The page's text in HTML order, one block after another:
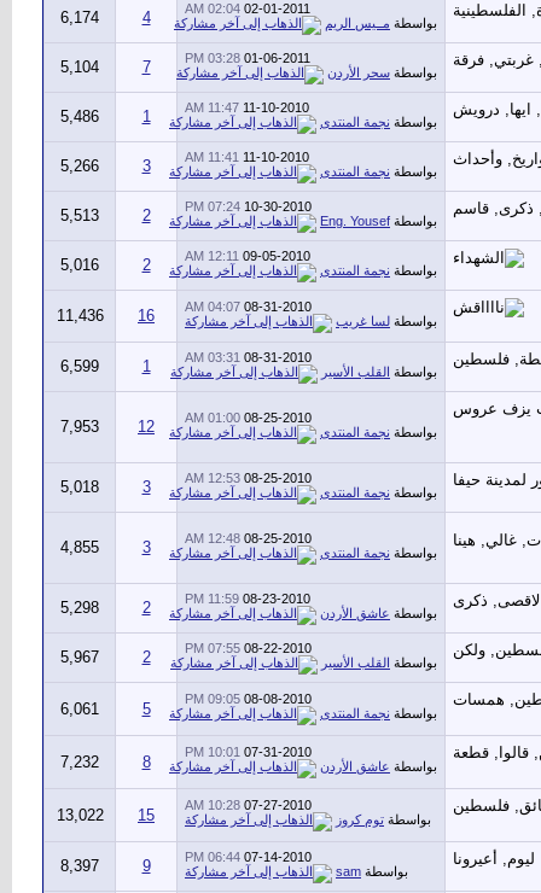
02-01-2011
02:04 AM
بواسطة مــيس الريم 4
6,174
01-06-2011
03:28 PM
بواسطة سحر الأردن 7
5,104
11-10-2010
11:47 AM
بواسطة نجمة المنتدى 1
5,486
11-10-2010
11:41 AM
بواسطة نجمة المنتدى 3
5,266
10-30-2010
07:24 PM
بواسطة Eng. Yousef
2
5,513
09-05-2010
12:11 AM
بواسطة نجمة المنتدى 2
5,016
08-31-2010
04:07 AM
بواسطة لسا غريب 16
11,436
08-31-2010
03:31 AM
بواسطة القلب الأسير 1
6,599
08-25-2010
01:00 AM
بواسطة نجمة المنتدى 12
7,953
08-25-2010
12:53 AM
بواسطة نجمة المنتدى 3
5,018
08-25-2010
12:48 AM
بواسطة نجمة المنتدى 3
4,855
08-23-2010
11:59 PM
بواسطة عاشق الأردن 2
5,298
08-22-2010
07:55 PM
بواسطة القلب الأسير 2
5,967
08-08-2010
09:05 PM
بواسطة نجمة المنتدى 5
6,061
07-31-2010
10:01 PM
بواسطة عاشق الأردن 8
7,232
07-27-2010
10:28 AM
بواسطة توم كروز 15
13,022
07-14-2010
06:44 PM
بواسطة sam
9
8,397